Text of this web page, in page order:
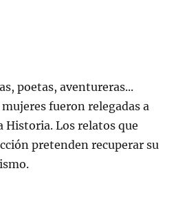
poetas, aventureras...
fueron relegadas a
Historia. Los relatos que
pretenden recuperar su